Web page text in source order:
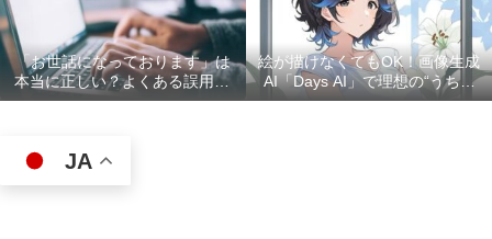
「お世話になっております」は
本当に正しい？よくある誤用10
選
絵が描けなくてもOK！画像生成
AI「Days AI」で理想の“うちの
子”キャラクターを作ってみた体
JA